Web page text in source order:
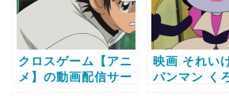
クロスゲーム【アニ
メ】の動画配信サー
映画 それい
パンマン く